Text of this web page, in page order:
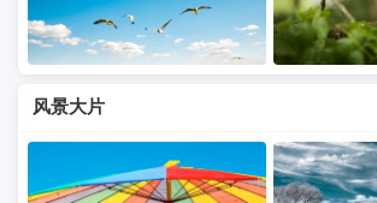
风景大片